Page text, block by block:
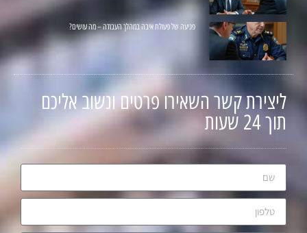
פגיעה של פעולת איבה במהלך העבודה – מה עושים?
ליצירת קשר השאירו פרטים ונשוב אליכם
תוך 24 שעות